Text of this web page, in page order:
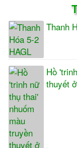
Thanh
Hồ
thuyết